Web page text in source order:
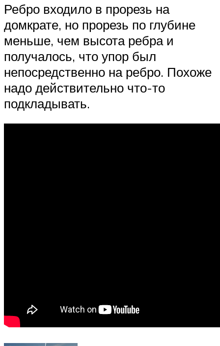
Ребро входило в прорезь на
домкрате, но прорезь по глубине
меньше, чем высота ребра и
получалось, что упор был
непосредственно на ребро. Похоже
надо действительно что-то
подкладывать.